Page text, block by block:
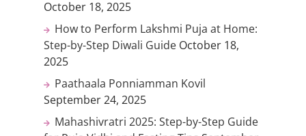
October 18, 2025
How to Perform Lakshmi Puja at Home:
Step-by-Step Diwali Guide October 18,
2025
Paathaala Ponniamman Kovil
September 24, 2025
Mahashivratri 2025: Step-by-Step Guide